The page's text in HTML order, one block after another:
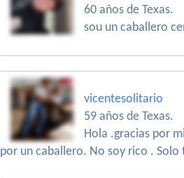
60 años de Texas.
sou un caballero
vicentesolitario
59 años de Texas.
Hola .gracias por
por un caballero. No soy rico .